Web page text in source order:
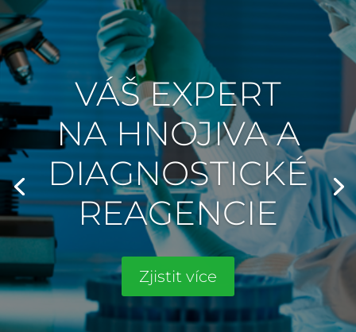
VÁŠ EXPERT
NA HNOJIVA A
DIAGNOSTICKÉ
REAGENCIE
Zjistit více